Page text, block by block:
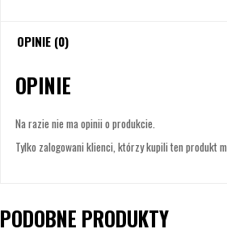
OPINIE (0)
OPINIE
Na razie nie ma opinii o produkcie.
Tylko zalogowani klienci, którzy kupili ten produkt
PODOBNE PRODUKTY